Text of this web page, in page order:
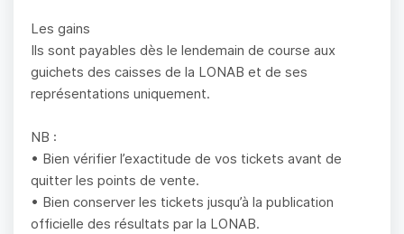
Les gains
Ils sont payables dès le lendemain de course aux
guichets des caisses de la LONAB et de ses
représentations uniquement.
NB :
• Bien vérifier l’exactitude de vos tickets avant de
quitter les points de vente.
• Bien conserver les tickets jusqu’à la publication
officielle des résultats par la LONAB.